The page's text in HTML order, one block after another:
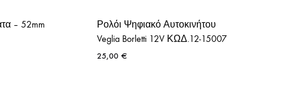
– 52mm
Ρολόι Ψηφιακό Αυτοκινήτου
Veglia Borletti 12V ΚΩΔ.12-15007
25,00 €